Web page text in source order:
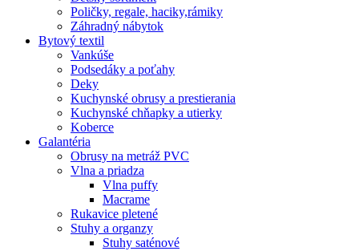
Poličky, regale, haciky,rámiky
Záhradný nábytok
Bytový textil
Vankúše
Podsedáky a poťahy
Deky
Kuchynské obrusy a prestierania
Kuchynské chňapky a utierky
Koberce
Galantéria
Obrusy na metráž PVC
Vlna a priadza
Vlna puffy
Macrame
Rukavice pletené
Stuhy a organzy
Stuhy saténové